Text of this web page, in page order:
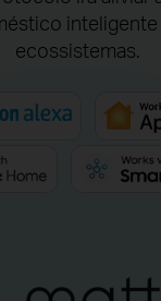
ecossistemas.